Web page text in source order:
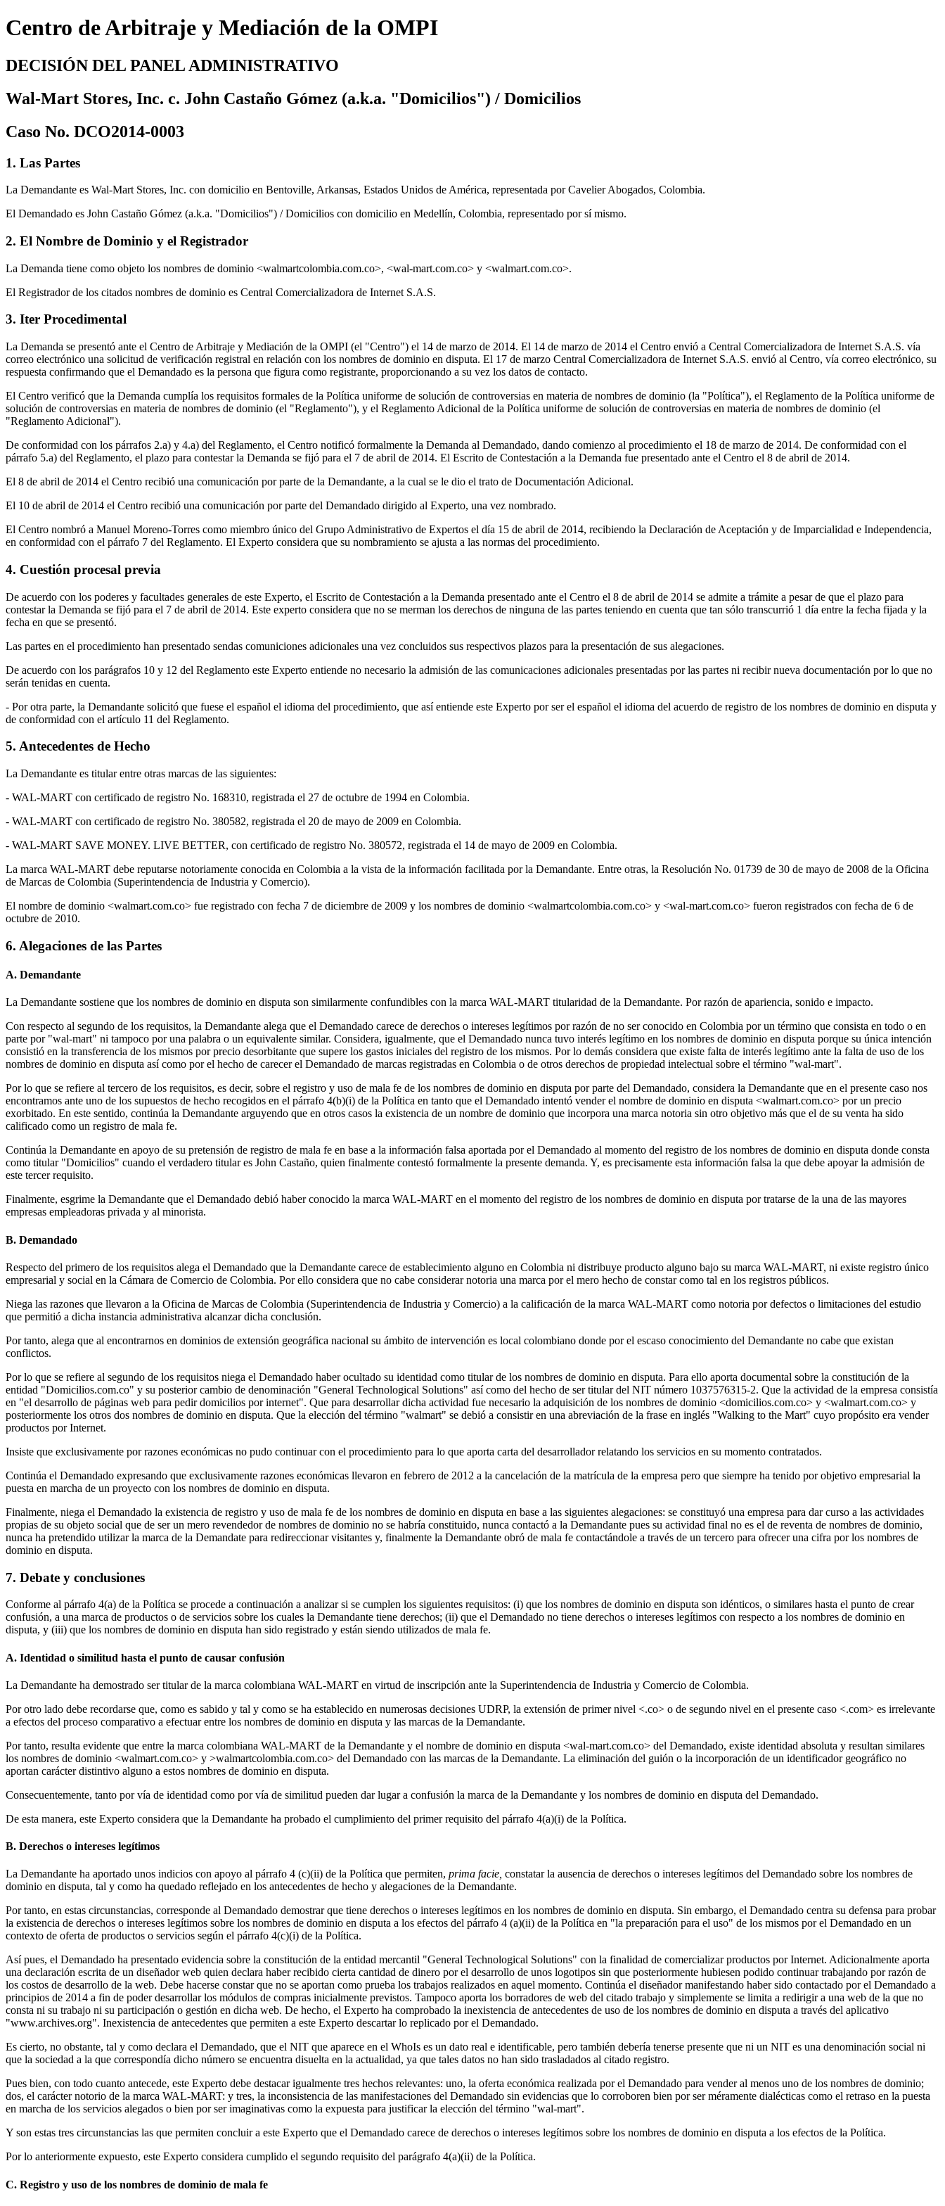
Centro de Arbitraje y Mediación de la OMPI
DECISIÓN DEL PANEL ADMINISTRATIVO
Wal-Mart Stores, Inc. c. John Castaño Gómez (a.k.a. "Domicilios") / Domicilios
Caso No. DCO2014-0003
1. Las Partes
La Demandante es Wal-Mart Stores, Inc. con domicilio en Bentoville, Arkansas, Estados Unidos de América, representada por Cavelier Abogados, Colombia.
El Demandado es John Castaño Gómez (a.k.a. "Domicilios") / Domicilios con domicilio en Medellín, Colombia, representado por sí mismo.
2. El Nombre de Dominio y el Registrador
La Demanda tiene como objeto los nombres de dominio <walmartcolombia.com.co>, <wal-mart.com.co> y <walmart.com.co>.
El Registrador de los citados nombres de dominio es Central Comercializadora de Internet S.A.S.
3. Iter Procedimental
La Demanda se presentó ante el Centro de Arbitraje y Mediación de la OMPI (el "Centro") el 14 de marzo de 2014. El 14 de marzo de 2014 el Centro envió a Central Comercializadora de Internet S.A.S. vía
correo electrónico una solicitud de verificación registral en relación con los nombres de dominio en disputa. El 17 de marzo Central Comercializadora de Internet S.A.S. envió al Centro, vía correo electrónico, su
respuesta confirmando que el Demandado es la persona que figura como registrante, proporcionando a su vez los datos de contacto.
El Centro verificó que la Demanda cumplía los requisitos formales de la Política uniforme de solución de controversias en materia de nombres de dominio (la "Política"), el Reglamento de la Política uniforme de
solución de controversias en materia de nombres de dominio (el "Reglamento"), y el Reglamento Adicional de la Política uniforme de solución de controversias en materia de nombres de dominio (el
"Reglamento Adicional").
De conformidad con los párrafos 2.a) y 4.a) del Reglamento, el Centro notificó formalmente la Demanda al Demandado, dando comienzo al procedimiento el 18 de marzo de 2014. De conformidad con el
párrafo 5.a) del Reglamento, el plazo para contestar la Demanda se fijó para el 7 de abril de 2014. El Escrito de Contestación a la Demanda fue presentado ante el Centro el 8 de abril de 2014.
El 8 de abril de 2014 el Centro recibió una comunicación por parte de la Demandante, a la cual se le dio el trato de Documentación Adicional.
El 10 de abril de 2014 el Centro recibió una comunicación por parte del Demandado dirigido al Experto, una vez nombrado.
El Centro nombró a Manuel Moreno-Torres como miembro único del Grupo Administrativo de Expertos el día 15 de abril de 2014, recibiendo la Declaración de Aceptación y de Imparcialidad e Independencia,
en conformidad con el párrafo 7 del Reglamento. El Experto considera que su nombramiento se ajusta a las normas del procedimiento.
4. Cuestión procesal previa
De acuerdo con los poderes y facultades generales de este Experto, el Escrito de Contestación a la Demanda presentado ante el Centro el 8 de abril de 2014 se admite a trámite a pesar de que el plazo para
contestar la Demanda se fijó para el 7 de abril de 2014. Este experto considera que no se merman los derechos de ninguna de las partes teniendo en cuenta que tan sólo transcurrió 1 día entre la fecha fijada y la
fecha en que se presentó.
Las partes en el procedimiento han presentado sendas comuniciones adicionales una vez concluidos sus respectivos plazos para la presentación de sus alegaciones.
De acuerdo con los parágrafos 10 y 12 del Reglamento este Experto entiende no necesario la admisión de las comunicaciones adicionales presentadas por las partes ni recibir nueva documentación por lo que no
serán tenidas en cuenta.
- Por otra parte, la Demandante solicitó que fuese el español el idioma del procedimiento, que así entiende este Experto por ser el español el idioma del acuerdo de registro de los nombres de dominio en disputa y
de conformidad con el artículo 11 del Reglamento.
5. Antecedentes de Hecho
La Demandante es titular entre otras marcas de las siguientes:
- WAL-MART con certificado de registro No. 168310, registrada el 27 de octubre de 1994 en Colombia.
- WAL-MART con certificado de registro No. 380582, registrada el 20 de mayo de 2009 en Colombia.
- WAL-MART SAVE MONEY. LIVE BETTER, con certificado de registro No. 380572, registrada el 14 de mayo de 2009 en Colombia.
La marca WAL-MART debe reputarse notoriamente conocida en Colombia a la vista de la información facilitada por la Demandante. Entre otras, la Resolución No. 01739 de 30 de mayo de 2008 de la Oficina
de Marcas de Colombia (Superintendencia de Industria y Comercio).
El nombre de dominio <walmart.com.co> fue registrado con fecha 7 de diciembre de 2009 y los nombres de dominio <walmartcolombia.com.co> y <wal-mart.com.co> fueron registrados con fecha de 6 de
octubre de 2010.
6. Alegaciones de las Partes
A. Demandante
La Demandante sostiene que los nombres de dominio en disputa son similarmente confundibles con la marca WAL-MART titularidad de la Demandante. Por razón de apariencia, sonido e impacto.
Con respecto al segundo de los requisitos, la Demandante alega que el Demandado carece de derechos o intereses legítimos por razón de no ser conocido en Colombia por un término que consista en todo o en
parte por "wal-mart" ni tampoco por una palabra o un equivalente similar. Considera, igualmente, que el Demandado nunca tuvo interés legítimo en los nombres de dominio en disputa porque su única intención
consistió en la transferencia de los mismos por precio desorbitante que supere los gastos iniciales del registro de los mismos. Por lo demás considera que existe falta de interés legítimo ante la falta de uso de los
nombres de dominio en disputa así como por el hecho de carecer el Demandado de marcas registradas en Colombia o de otros derechos de propiedad intelectual sobre el término "wal-mart".
Por lo que se refiere al tercero de los requisitos, es decir, sobre el registro y uso de mala fe de los nombres de dominio en disputa por parte del Demandado, considera la Demandante que en el presente caso nos
encontramos ante uno de los supuestos de hecho recogidos en el párrafo 4(b)(i) de la Política en tanto que el Demandado intentó vender el nombre de dominio en disputa <walmart.com.co> por un precio
exorbitado. En este sentido, continúa la Demandante arguyendo que en otros casos la existencia de un nombre de dominio que incorpora una marca notoria sin otro objetivo más que el de su venta ha sido
calificado como un registro de mala fe.
Continúa la Demandante en apoyo de su pretensión de registro de mala fe en base a la información falsa aportada por el Demandado al momento del registro de los nombres de dominio en disputa donde consta
como titular "Domicilios" cuando el verdadero titular es John Castaño, quien finalmente contestó formalmente la presente demanda. Y, es precisamente esta información falsa la que debe apoyar la admisión de
este tercer requisito.
Finalmente, esgrime la Demandante que el Demandado debió haber conocido la marca WAL-MART en el momento del registro de los nombres de dominio en disputa por tratarse de la una de las mayores
empresas empleadoras privada y al minorista.
B. Demandado
Respecto del primero de los requisitos alega el Demandado que la Demandante carece de establecimiento alguno en Colombia ni distribuye producto alguno bajo su marca WAL-MART, ni existe registro único
empresarial y social en la Cámara de Comercio de Colombia. Por ello considera que no cabe considerar notoria una marca por el mero hecho de constar como tal en los registros públicos.
Niega las razones que llevaron a la Oficina de Marcas de Colombia (Superintendencia de Industria y Comercio) a la calificación de la marca WAL-MART como notoria por defectos o limitaciones del estudio
que permitió a dicha instancia administrativa alcanzar dicha conclusión.
Por tanto, alega que al encontrarnos en dominios de extensión geográfica nacional su ámbito de intervención es local colombiano donde por el escaso conocimiento del Demandante no cabe que existan
conflictos.
Por lo que se refiere al segundo de los requisitos niega el Demandado haber ocultado su identidad como titular de los nombres de dominio en disputa. Para ello aporta documental sobre la constitución de la
entidad "Domicilios.com.co" y su posterior cambio de denominación "General Technological Solutions" así como del hecho de ser titular del NIT número 1037576315-2. Que la actividad de la empresa consistía
en "el desarrollo de páginas web para pedir domicilios por internet". Que para desarrollar dicha actividad fue necesario la adquisición de los nombres de dominio <domicilios.com.co> y <walmart.com.co> y
posteriormente los otros dos nombres de dominio en disputa. Que la elección del término "walmart" se debió a consistir en una abreviación de la frase en inglés "Walking to the Mart" cuyo propósito era vender
productos por Internet.
Insiste que exclusivamente por razones económicas no pudo continuar con el procedimiento para lo que aporta carta del desarrollador relatando los servicios en su momento contratados.
Continúa el Demandado expresando que exclusivamente razones económicas llevaron en febrero de 2012 a la cancelación de la matrícula de la empresa pero que siempre ha tenido por objetivo empresarial la
puesta en marcha de un proyecto con los nombres de dominio en disputa.
Finalmente, niega el Demandado la existencia de registro y uso de mala fe de los nombres de dominio en disputa en base a las siguientes alegaciones: se constituyó una empresa para dar curso a las actividades
propias de su objeto social que de ser un mero revendedor de nombres de dominio no se habría constituido, nunca contactó a la Demandante pues su actividad final no es el de reventa de nombres de dominio,
nunca ha pretendido utilizar la marca de la Demandate para redireccionar visitantes y, finalmente la Demandante obró de mala fe contactándole a través de un tercero para ofrecer una cifra por los nombres de
dominio en disputa.
7. Debate y conclusiones
Conforme al párrafo 4(a) de la Política se procede a continuación a analizar si se cumplen los siguientes requisitos: (i) que los nombres de dominio en disputa son idénticos, o similares hasta el punto de crear
confusión, a una marca de productos o de servicios sobre los cuales la Demandante tiene derechos; (ii) que el Demandado no tiene derechos o intereses legítimos con respecto a los nombres de dominio en
disputa, y (iii) que los nombres de dominio en disputa han sido registrado y están siendo utilizados de mala fe.
A. Identidad o similitud hasta el punto de causar confusión
La Demandante ha demostrado ser titular de la marca colombiana WAL-MART en virtud de inscripción ante la Superintendencia de Industria y Comercio de Colombia.
Por otro lado debe recordarse que, como es sabido y tal y como se ha establecido en numerosas decisiones UDRP, la extensión de primer nivel <.co> o de segundo nivel en el presente caso <.com> es irrelevante
a efectos del proceso comparativo a efectuar entre los nombres de dominio en disputa y las marcas de la Demandante.
Por tanto, resulta evidente que entre la marca colombiana WAL-MART de la Demandante y el nombre de dominio en disputa <wal-mart.com.co> del Demandado, existe identidad absoluta y resultan similares
los nombres de dominio <walmart.com.co> y >walmartcolombia.com.co> del Demandado con las marcas de la Demandante. La eliminación del guión o la incorporación de un identificador geográfico no
aportan carácter distintivo alguno a estos nombres de dominio en disputa.
Consecuentemente, tanto por vía de identidad como por vía de similitud pueden dar lugar a confusión la marca de la Demandante y los nombres de dominio en disputa del Demandado.
De esta manera, este Experto considera que la Demandante ha probado el cumplimiento del primer requisito del párrafo 4(a)(i) de la Política.
B. Derechos o intereses legítimos
La Demandante ha aportado unos indicios con apoyo al párrafo 4 (c)(ii) de la Política que permiten, prima facie, constatar la ausencia de derechos o intereses legítimos del Demandado sobre los nombres de
dominio en disputa, tal y como ha quedado reflejado en los antecedentes de hecho y alegaciones de la Demandante.
Por tanto, en estas circunstancias, corresponde al Demandado demostrar que tiene derechos o intereses legítimos en los nombres de dominio en disputa. Sin embargo, el Demandado centra su defensa para probar
la existencia de derechos o intereses legítimos sobre los nombres de dominio en disputa a los efectos del párrafo 4 (a)(ii) de la Política en "la preparación para el uso" de los mismos por el Demandado en un
contexto de oferta de productos o servicios según el párrafo 4(c)(i) de la Política.
Así pues, el Demandado ha presentado evidencia sobre la constitución de la entidad mercantil "General Technological Solutions" con la finalidad de comercializar productos por Internet. Adicionalmente aporta
una declaración escrita de un diseñador web quien declara haber recibido cierta cantidad de dinero por el desarrollo de unos logotipos sin que posteriormente hubiesen podido continuar trabajando por razón de
los costos de desarrollo de la web. Debe hacerse constar que no se aportan como prueba los trabajos realizados en aquel momento. Continúa el diseñador manifestando haber sido contactado por el Demandado a
principios de 2014 a fin de poder desarrollar los módulos de compras inicialmente previstos. Tampoco aporta los borradores de web del citado trabajo y simplemente se limita a redirigir a una web de la que no
consta ni su trabajo ni su participación o gestión en dicha web. De hecho, el Experto ha comprobado la inexistencia de antecedentes de uso de los nombres de dominio en disputa a través del aplicativo
"www.archives.org". Inexistencia de antecedentes que permiten a este Experto descartar lo replicado por el Demandado.
Es cierto, no obstante, tal y como declara el Demandado, que el NIT que aparece en el WhoIs es un dato real e identificable, pero también debería tenerse presente que ni un NIT es una denominación social ni
que la sociedad a la que correspondía dicho número se encuentra disuelta en la actualidad, ya que tales datos no han sido trasladados al citado registro.
Pues bien, con todo cuanto antecede, este Experto debe destacar igualmente tres hechos relevantes: uno, la oferta económica realizada por el Demandado para vender al menos uno de los nombres de dominio;
dos, el carácter notorio de la marca WAL-MART: y tres, la inconsistencia de las manifestaciones del Demandado sin evidencias que lo corroboren bien por ser méramente dialécticas como el retraso en la puesta
en marcha de los servicios alegados o bien por ser imaginativas como la expuesta para justificar la elección del término "wal-mart".
Y son estas tres circunstancias las que permiten concluir a este Experto que el Demandado carece de derechos o intereses legítimos sobre los nombres de dominio en disputa a los efectos de la Política.
Por lo anteriormente expuesto, este Experto considera cumplido el segundo requisito del parágrafo 4(a)(ii) de la Política.
C. Registro y uso de los nombres de dominio de mala fe